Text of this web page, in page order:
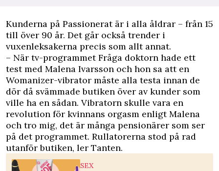
Kunderna på Passionerat är i alla åldrar – från 15
till över 90 år. Det går också trender i
vuxenleksakerna precis som allt annat.
– När tv-programmet Fråga doktorn hade ett
test med Malena Ivarsson och hon sa att en
Womanizer-vibrator måste alla testa innan de
dör då svämmade butiken över av kunder som
ville ha en sådan. Vibratorn skulle vara en
revolution för kvinnans orgasm enligt Malena
och tro mig, det är många pensionärer som ser
på det programmet. Rullatorerna stod på rad
utanför butiken, ler Tanten.
SEX